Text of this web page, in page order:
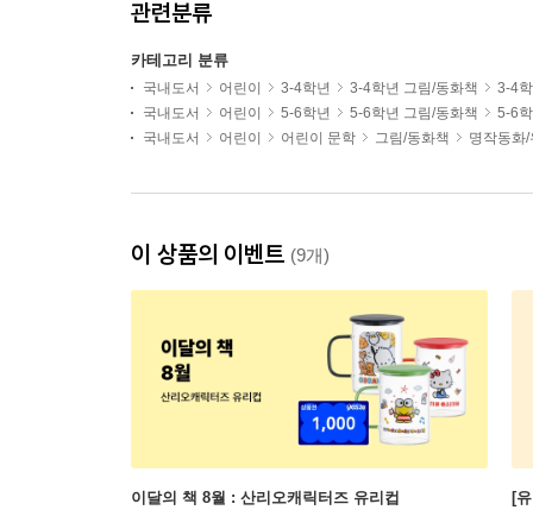
관련분류
카테고리 분류
국내도서 어린이 3-4학년 3-4학년 그림/동화책
3-4
국내도서
어린이 5-6학년 5-6학년 그림/동화책
5-6
국내도서
어린이 어린이 문학 그림/동화책 명작동화/
이 상품의 이벤트 (9개)
이달의 책 8월 : 산리오캐릭터즈 유리컵
[